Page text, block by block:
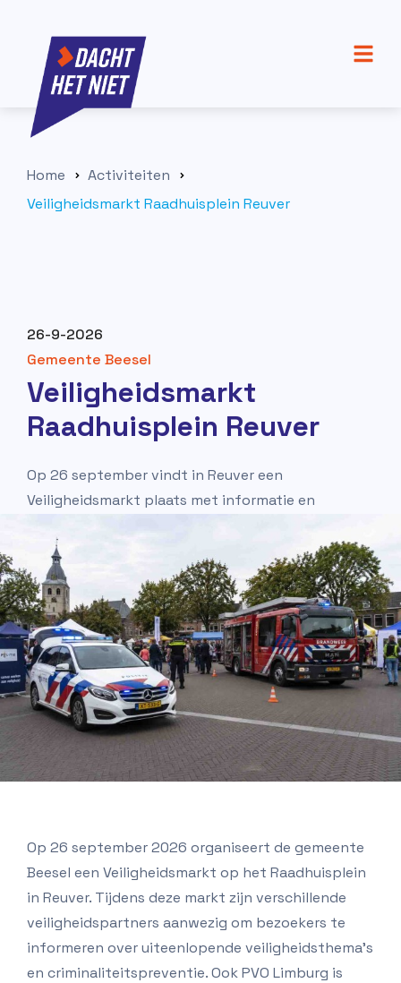
Home
Activiteiten
Veiligheidsmarkt Raadhuisplein Reuver
26-9-2026
Gemeente Beesel
Veiligheidsmarkt
Raadhuisplein Reuver
Op 26 september vindt in Reuver een
Veiligheidsmarkt plaats met informatie en
criminaliteitspreventie.
Op 26 september 2026 organiseert de gemeente
Beesel een Veiligheidsmarkt op het Raadhuisplein
in Reuver. Tijdens deze markt zijn verschillende
veiligheidspartners aanwezig om bezoekers te
informeren over uiteenlopende veiligheidsthema's
en criminaliteitspreventie. Ook PVO Limburg is